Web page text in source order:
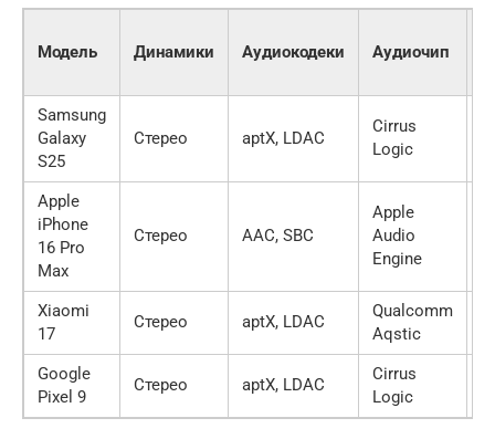
Модель Динамики Аудиокодеки Аудиочип
Samsung
Galaxy
S25
Стерео aptX, LDAC
Cirrus
Logic
Apple
iPhone
16 Pro
Max
Стерео AAC, SBC
Apple
Audio
Engine
Xiaomi
17
Стерео aptX, LDAC
Qualcomm
Aqstic
Google
Pixel 9
Стерео aptX, LDAC
Cirrus
Logic